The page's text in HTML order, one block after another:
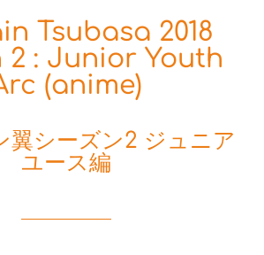
Tsubasa 2018
2 : Junior Youth
(anime)
翼シーズン2 ジュニア
ユース編